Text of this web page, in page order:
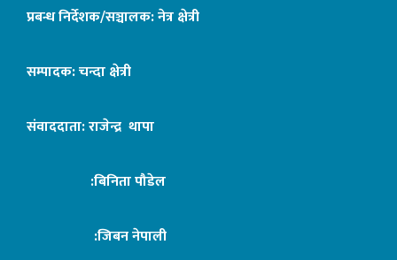
प्रबन्ध निर्देशक/सञ्चालक: नेत्र क्षेत्री
सम्पादक: चन्दा क्षेत्री
संवाददाता: राजेन्द्र थापा
:बिनिता पौडेल
:जिबन नेपाली